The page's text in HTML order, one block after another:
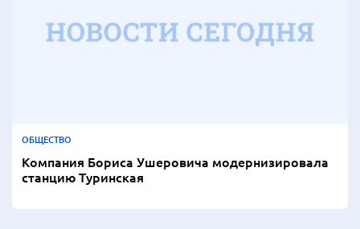
ОБЩЕСТВО
Компания Бориса Ушеровича модернизировала
станцию Туринская